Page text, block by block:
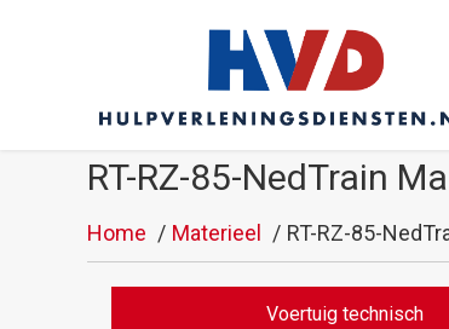
RT-RZ-85-NedTrain
Home Materieel RT-RZ-85-
Voertuig technisch